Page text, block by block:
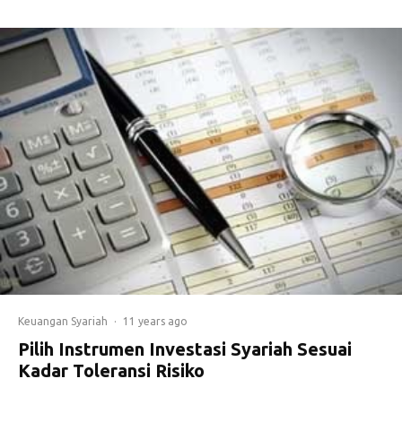
Keuangan Syariah · 11 years ago
Pilih Instrumen Investasi Syariah Sesuai
Kadar Toleransi Risiko